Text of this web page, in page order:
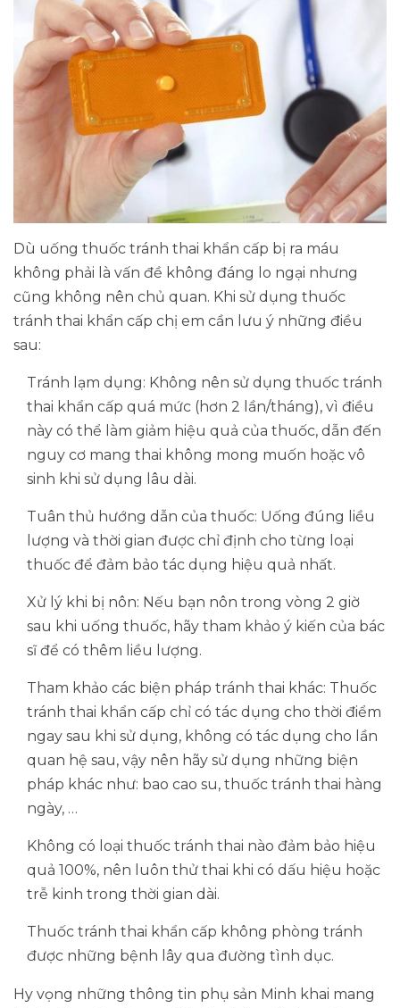
Dù uống thuốc tránh thai khẩn cấp bị ra máu
không phải là vấn đề không đáng lo ngại nhưng
cũng không nên chủ quan. Khi sử dụng thuốc
tránh thai khẩn cấp chị em cần lưu ý những điều
sau:
Tránh lạm dụng: Không nên sử dụng thuốc tránh
thai khẩn cấp quá mức (hơn 2 lần/tháng), vì điều
này có thể làm giảm hiệu quả của thuốc, dẫn đến
nguy cơ mang thai không mong muốn hoặc vô
sinh khi sử dụng lâu dài.
Tuân thủ hướng dẫn của thuốc: Uống đúng liều
lượng và thời gian được chỉ định cho từng loại
thuốc để đảm bảo tác dụng hiệu quả nhất.
Xử lý khi bị nôn: Nếu bạn nôn trong vòng 2 giờ
sau khi uống thuốc, hãy tham khảo ý kiến của bác
sĩ để có thêm liều lượng.
Tham khảo các biện pháp tránh thai khác: Thuốc
tránh thai khẩn cấp chỉ có tác dụng cho thời điểm
ngay sau khi sử dụng, không có tác dụng cho lần
quan hệ sau, vậy nên hãy sử dụng những biện
pháp khác như: bao cao su, thuốc tránh thai hàng
ngày, …
Không có loại thuốc tránh thai nào đảm bảo hiệu
quả 100%, nên luôn thử thai khi có dấu hiệu hoặc
trễ kinh trong thời gian dài.
Thuốc tránh thai khẩn cấp không phòng tránh
được những bệnh lây qua đường tình dục.
Hy vọng những thông tin phụ sản Minh khai mang